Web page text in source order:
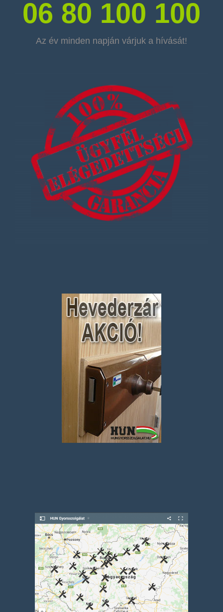
06 80 100 100
Az év minden napján várjuk a hívását!